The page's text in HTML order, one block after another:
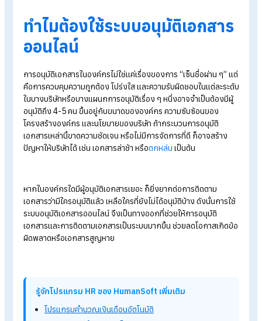
Blog > ระบบอนุมัติเอกสารออนไลน์ 5 ขั้นที่ตอบโจทย์องค์กรยุคใหม่
การอนุมัติ 5 ขั้น อาจเป็นทางออกที่ช่วยให้การอนุ
เอกสารง่ายขึ้น โปร่งใสและรวดเร็วมากขึ้น ซึ่งระบบ
การอนุมัตินี้เป็นอย่างไร? ทำไมถึงควรใช้? บทควา
มีคำตอบ!
ทำไมต้องใช้ระบบอนุมัติเอกสา
ออนไลน์
การอนุมัติเอกสารในองค์กรไม่ใช่แค่เรื่องของการ “เซ็นชื่อผ่าน ๆ”
คือการควบคุมความถูกต้อง โปร่งใส และความรับผิดชอบในแต่ละร
ในบางบริษัทหรือบางแผนกการอนุมัติเรื่อง ๆ หนึ่งอาจจำเป็นต้อง
เอกสารเหล่านี้ขาดความชัดเจน หรือไม่มีการจัดการที่ดี ก็อาจสร้าง
ปัญหาให้บริษัทได้ เช่น เอกสารล่าช้า หรือตกหล่น